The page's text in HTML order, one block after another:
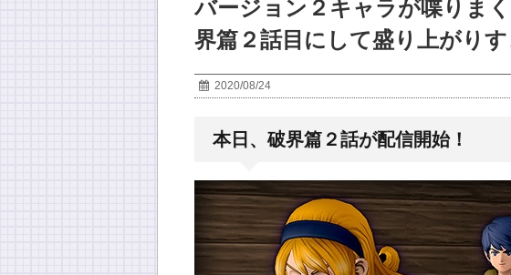
バージョン２キャラが喋りま
界篇２話目にして盛り上がりす
2020/08/24
本日、破界篇２話が配信開始！